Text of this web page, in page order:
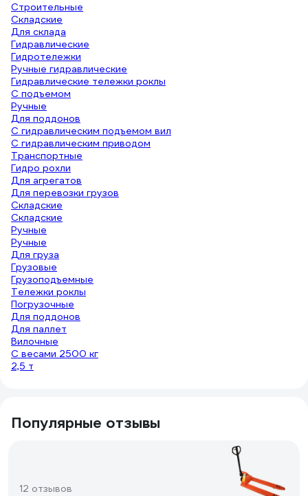
Строительные
Складские
Для склада
Гидравлические
Гидротележки
Ручные гидравлические
Гидравлические тележки роклы
С подъемом
Ручные
Для поддонов
С гидравлическим подъемом вил
С гидравлическим приводом
Транспортные
Гидро рохли
Для агрегатов
Для перевозки грузов
Складские
Складские
Ручные
Ручные
Для груза
Грузовые
Грузоподъемные
Тележки роклы
Погрузочные
Для поддонов
Для паллет
Вилочные
С весами 2500 кг
2,5 т
Популярные отзывы
12 отзывов